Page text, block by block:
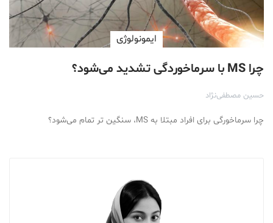
ایمونولوژی
چرا MS با سرماخوردگی تشدید می‌شود؟
حسین مصطفی‌نژاد
چرا سرماخورگی برای افراد مبتلا به MS، سنگین تر تمام می‌شود؟